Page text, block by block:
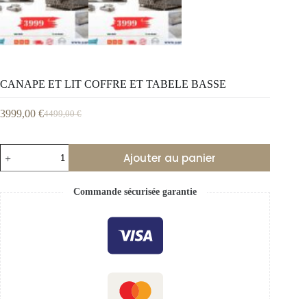
CANAPE ET LIT COFFRE ET TABELE BASSE
4499,00€
3999,00 €
Ajouter au panier
Commande sécurisée garantie